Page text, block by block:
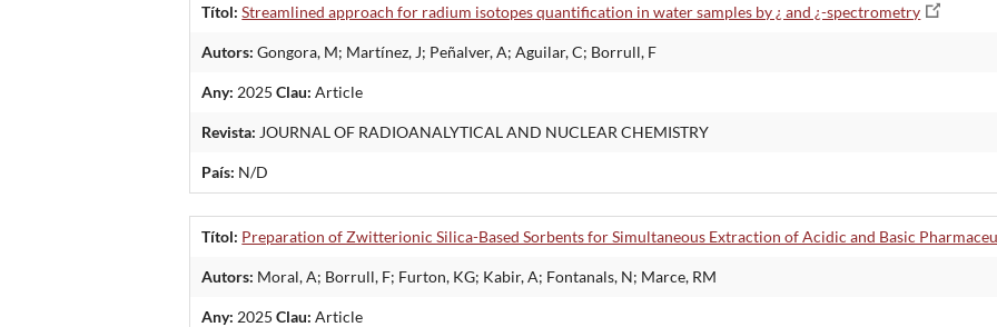
Títol:Streamlined approach for radium isotopes quantification in water samples by ¿ and ¿-spectrometry
Autors: Gongora, M; Martínez, J; Peñalver, A; Aguilar, C; Borrull, F
Any: 2025Clau: Article
Revista: JOURNAL OF RADIOANALYTICAL AND NUCLEAR CHEMISTRY
País: N/D
Títol: Preparation of Zwitterionic Silica-Based Sorbents for Simultaneous Extraction of Acidic and Basic
Autors: Moral, A; Borrull, F; Furton, KG; Kabir, A; Fontanals, N; Marce, RM
Any: 2025Clau: Article